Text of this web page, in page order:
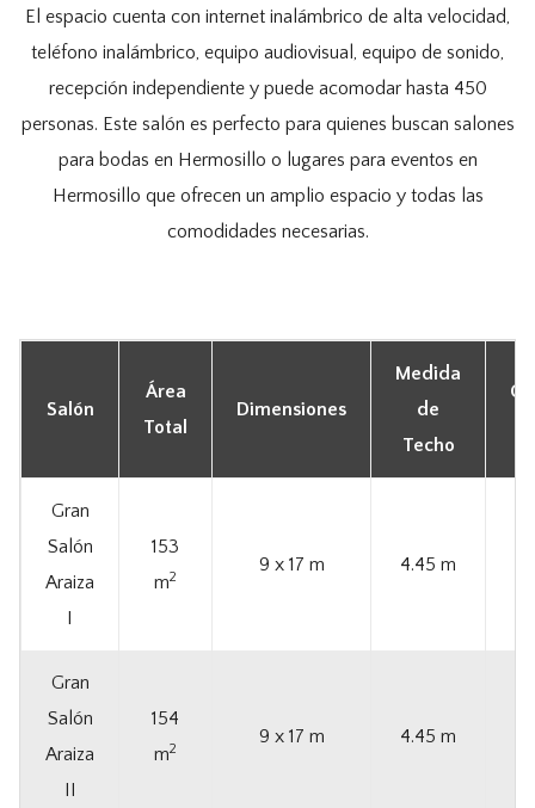
El espacio cuenta con internet inalámbrico de alta velocidad,
teléfono inalámbrico, equipo audiovisual, equipo de sonido,
recepción independiente y puede acomodar hasta 450
personas. Este salón es perfecto para quienes buscan salones
para bodas en Hermosillo o lugares para eventos en
Hermosillo que ofrecen un amplio espacio y todas las
comodidades necesarias.
Salón
Área
Total
Dimensiones
Medida
de
Techo
Gran
Salón
Araiza
I
153
m2
9 x 17 m 4.45 m
Gran
Salón
Araiza
II
154
m2
9 x 17 m 4.45 m